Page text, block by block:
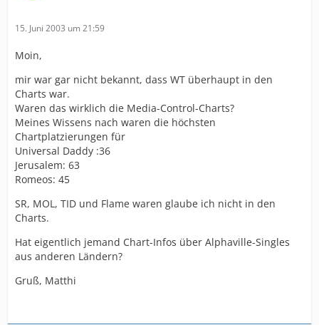
15. Juni 2003 um 21:59
Moin,
mir war gar nicht bekannt, dass WT überhaupt in den
Charts war.
Waren das wirklich die Media-Control-Charts?
Meines Wissens nach waren die höchsten
Chartplatzierungen für
Universal Daddy :36
Jerusalem: 63
Romeos: 45
SR, MOL, TID und Flame waren glaube ich nicht in den
Charts.
Hat eigentlich jemand Chart-Infos über Alphaville-Singles
aus anderen Ländern?
Gruß, Matthi